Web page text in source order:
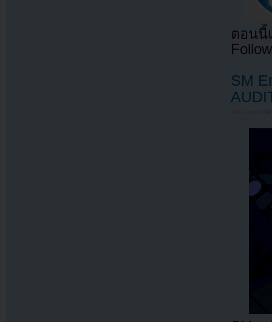
ตอนนี้
SM